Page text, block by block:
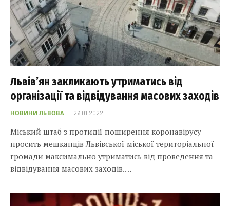
Львів’ян закликають утриматись від
організації та відвідування масових заходів
НОВИНИ ЛЬВОВА 26.01.2022
Міський штаб з протидії поширення коронавірусу
просить мешканців Львівської міської територіальної
громади максимально утриматись від проведення та
відвідування масових заходів.…